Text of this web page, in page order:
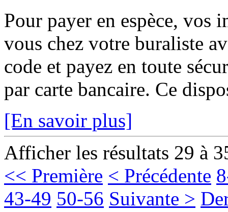
Pour payer en espèce, vos
vous chez votre buraliste
code et payez en toute
par carte bancaire. Ce
[En savoir plus]
Afficher les résultats 29 à
<< Première < Précédente
43-49 50-56 Suivante >